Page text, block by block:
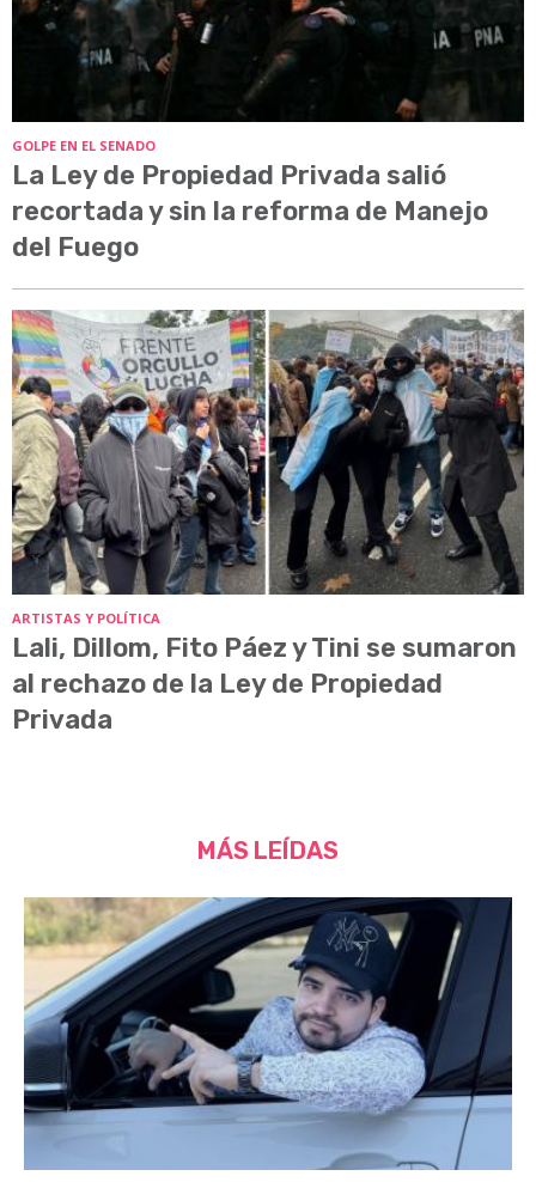
GOLPE EN EL SENADO
La Ley de Propiedad Privada salió
recortada y sin la reforma de Manejo
del Fuego
ARTISTAS Y POLÍTICA
Lali, Dillom, Fito Páez y Tini se sumaron
al rechazo de la Ley de Propiedad
Privada
MÁS LEÍDAS